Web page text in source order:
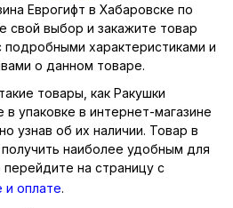
Еврогифт в Хабаровске по
свой выбор и закажите товар
подробными характеристиками и
о данном товаре.
товары, как Ракушки
упаковке в интернет-магазине
узнав об их наличии. Товар в
наиболее удобным для
на страницу с
и оплате.